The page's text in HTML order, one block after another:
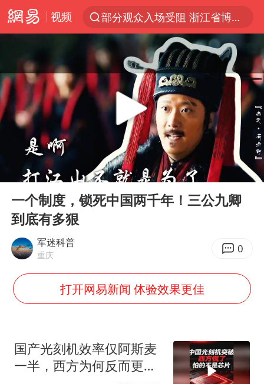
视频
部分观众入场受阻 浙江省博物馆致歉
U17国足三战全胜
47岁妈妈突然产女 26岁女儿：很震惊
男子结婚8年发现3个女儿均非亲生
OpenAI为免费用户升级GPT-5.6 Luna
我国编制完成新版全月地质图
台风白海豚最新路径研判来了
对话重庆地铁吐血女孩
巡查组提问 工作人员偷用手机查答案
泰国一女公务员妆容引争议 本人回应
宇树科技发行价格150.80元/股
Play
00:00 17:41
一个制度，锁死中国两千年！三公九卿
到底有多狠
军迷科普
重庆 0
打开网易新闻 体验效果更佳
国产光刻机效率仅阿斯麦
一半，西方为何反而更